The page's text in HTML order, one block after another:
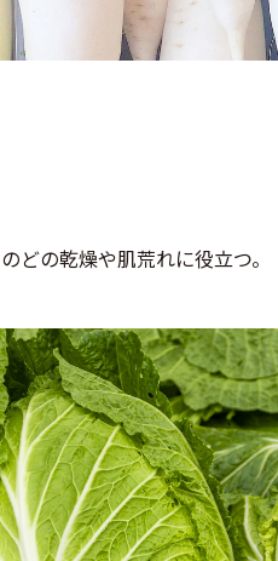
どの乾燥や肌荒れに役立つ。